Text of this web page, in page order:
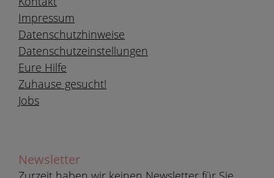
Impressum
Datenschutzhinweise
Datenschutzeinstellungen
Eure Hilfe
Zuhause gesucht!
Jobs
Newsletter